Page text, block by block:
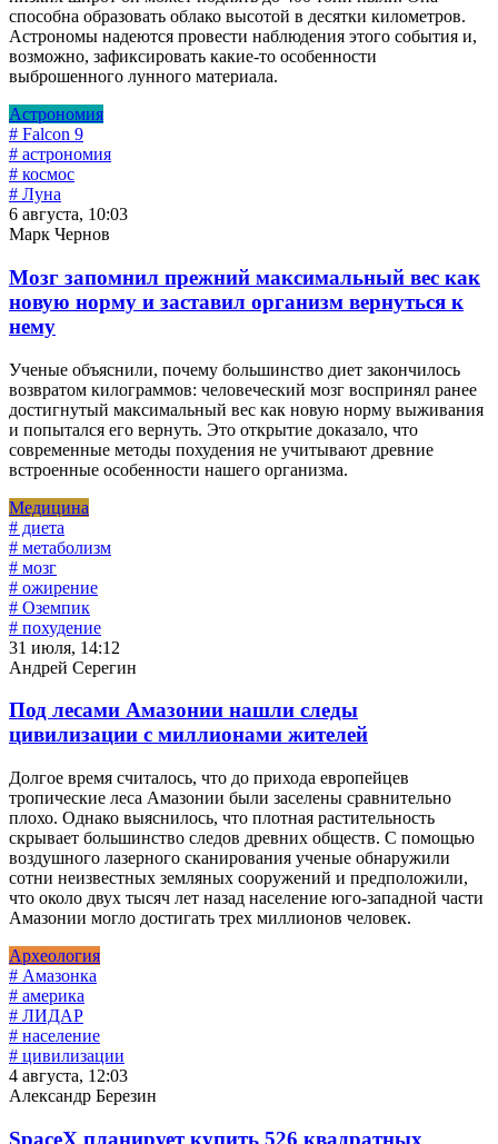
способна образовать облако высотой в десятки километров.
Астрономы надеются провести наблюдения этого события и,
возможно, зафиксировать какие-то особенности
выброшенного лунного материала.
Астрономия
# Falcon 9
# астрономия
# космос
# Луна
6 августа, 10:03
Марк Чернов
Мозг запомнил прежний максимальный вес как
новую норму и заставил организм вернуться к
нему
Ученые объяснили, почему большинство диет закончилось
возвратом килограммов: человеческий мозг воспринял ранее
достигнутый максимальный вес как новую норму выживания
и попытался его вернуть. Это открытие доказало, что
современные методы похудения не учитывают древние
встроенные особенности нашего организма.
Медицина
# диета
# метаболизм
# мозг
# ожирение
# Оземпик
# похудение
31 июля, 14:12
Андрей Серегин
Под лесами Амазонии нашли следы
цивилизации с миллионами жителей
Долгое время считалось, что до прихода европейцев
тропические леса Амазонии были заселены сравнительно
плохо. Однако выяснилось, что плотная растительность
скрывает большинство следов древних обществ. С помощью
воздушного лазерного сканирования ученые обнаружили
сотни неизвестных земляных сооружений и предположили,
что около двух тысяч лет назад население юго-западной части
Амазонии могло достигать трех миллионов человек.
Археология
# Амазонка
# америка
# ЛИДАР
# население
# цивилизации
4 августа, 12:03
Александр Березин
SpaceX планирует купить 526 квадратных